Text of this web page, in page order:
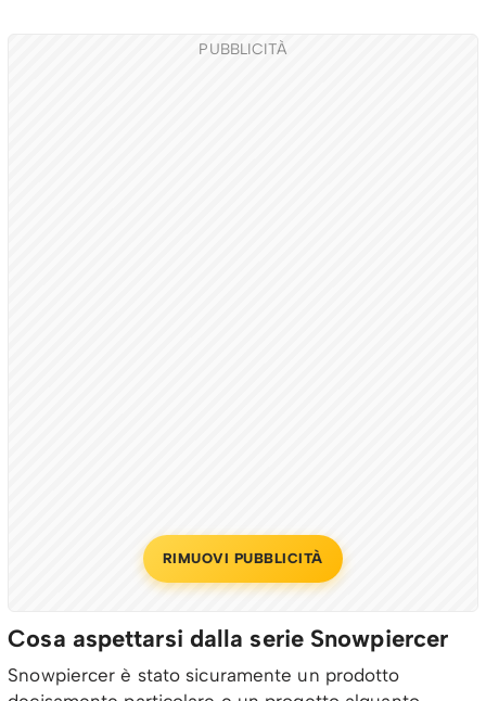
PUBBLICITÀ
RIMUOVI PUBBLICITÀ
Cosa aspettarsi dalla serie Snowpiercer
Snowpiercer è stato sicuramente un prodotto